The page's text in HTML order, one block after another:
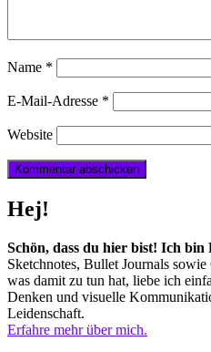
Name *
E-Mail-Adresse *
Website
Hej!
Schön, dass du hier bist! Ich
Sketchnotes, Bullet Journals
was damit zu tun hat, liebe ich
Denken und visuelle
Leidenschaft.
Erfahre mehr über mich.